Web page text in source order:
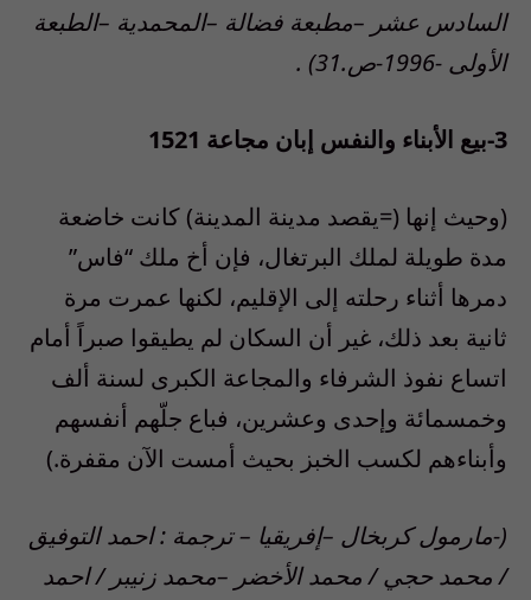
السادس عشر –مطبعة فضالة –المحمدية –الطبعة
الأولى -1996-ص.31) .
3-بيع الأبناء والنفس إبان مجاعة 1521
(وحيث إنها (=يقصد مدينة المدينة) كانت خاضعة
مدة طويلة لملك البرتغال، فإن أخ ملك “فاس”
دمرها أثناء رحلته إلى الإقليم، لكنها عمرت مرة
ثانية بعد ذلك، غير أن السكان لم يطيقوا صبراً أمام
اتساع نفوذ الشرفاء والمجاعة الكبرى لسنة ألف
وخمسمائة وإحدى وعشرين، فباع جلّهم أنفسهم
وأبناءهم لكسب الخبز بحيث أمست الآن مقفرة.)
(-مارمول كربخال –إفريقيا – ترجمة : احمد التوفيق
/ محمد حجي / محمد الأخضر –محمد زنيبر / احمد